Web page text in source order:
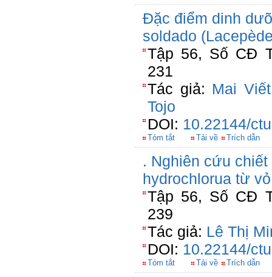
Đặc điểm dinh
soldado
Tập 56, Số CĐ
231
Tác giả: Mai
Tojo
DOI: 10.22144/
Tóm tắt Tải về Trích dẫn
. Nghiên cứu
hydrochlorua từ
Tập 56, Số CĐ
239
Tác giả: Lê Thị
DOI: 10.22144/
Tóm tắt Tải về Trích dẫn